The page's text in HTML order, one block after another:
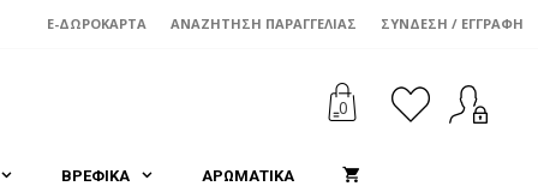
E-ΔΩΡΟΚΆΡΤΑ ΑΝΑΖΉΤΗΣΗ ΠΑΡΑΓΓΕΛΊΑΣ ΣΎΝΔΕΣΗ / ΕΓΓΡΑΦΉ
0
ΒΡΕΦΙΚΑ ΑΡΩΜΑΤΙΚΑ